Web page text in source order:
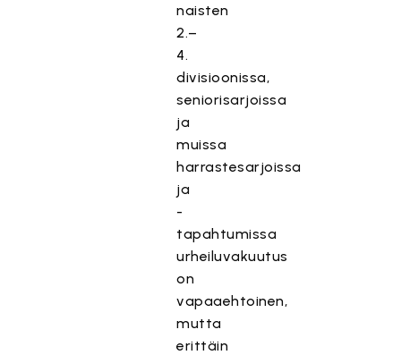
naisten
2.–
4.
divisioonissa,
seniorisarjoissa
ja
muissa
harrastesarjoissa
ja
-
tapahtumissa
urheiluvakuutus
on
vapaaehtoinen,
mutta
erittäin